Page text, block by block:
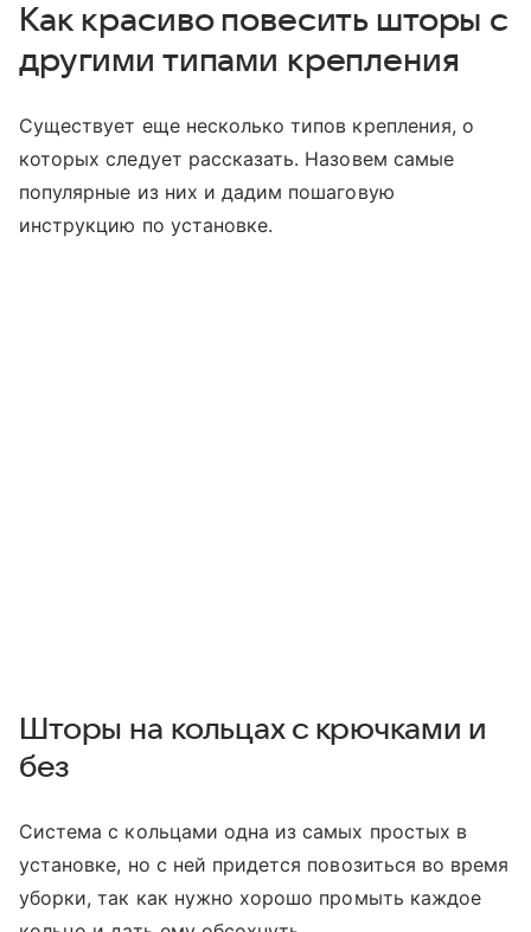
Как красиво повесить шторы с
другими типами крепления
Существует еще несколько типов крепления, о
которых следует рассказать. Назовем самые
популярные из них и дадим пошаговую
инструкцию по установке.
Шторы на кольцах с крючками и
без
Система с кольцами одна из самых простых в
установке, но с ней придется повозиться во время
уборки, так как нужно хорошо промыть каждое